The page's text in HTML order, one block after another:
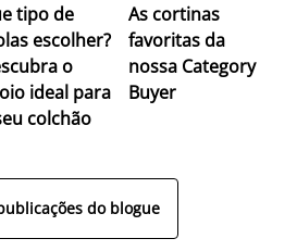
tipo de
escolher?
o
ideal para
colchão
As cortinas
favoritas da
nossa Category
Buyer
do blogue